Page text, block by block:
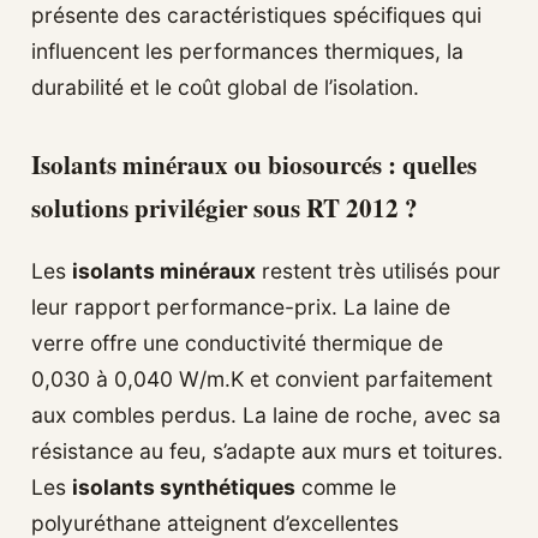
présente des caractéristiques spécifiques qui
influencent les performances thermiques, la
durabilité et le coût global de l’isolation.
Isolants minéraux ou biosourcés : quelles
solutions privilégier sous RT 2012 ?
Les isolants minéraux restent très utilisés pour
leur rapport performance-prix. La laine de
verre offre une conductivité thermique de
0,030 à 0,040 W/m.K et convient parfaitement
aux combles perdus. La laine de roche, avec sa
résistance au feu, s’adapte aux murs et toitures.
Les isolants synthétiques comme le
polyuréthane atteignent d’excellentes